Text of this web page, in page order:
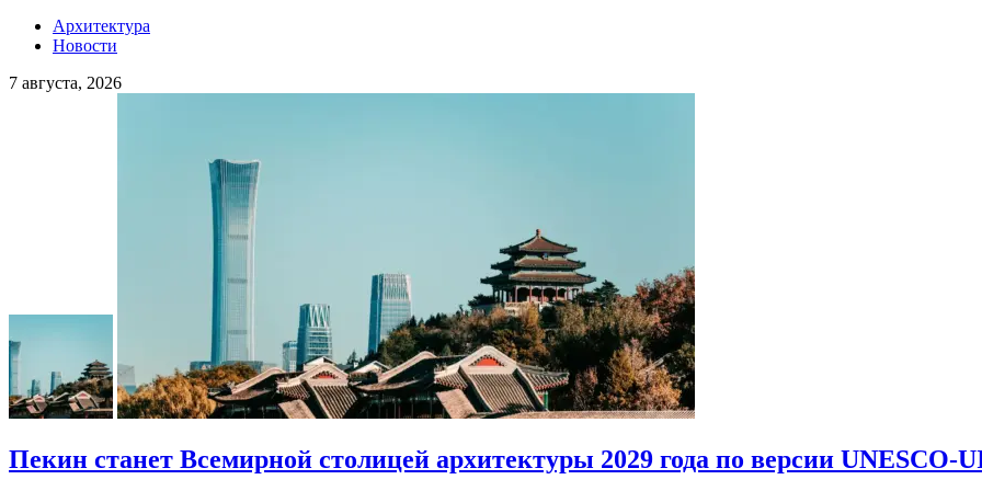
Архитектура
Новости
7 августа, 2026
Пекин станет Всемирной столицей архитектуры 2029 года по версии UNESCO-